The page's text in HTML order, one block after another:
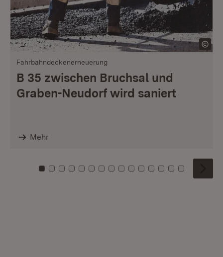
Fahrbahndeckenerneuerung
B 35 zwischen Bruchsal und
Graben-Neudorf wird saniert
Mehr
Zu Kachel: 0
Zu Kachel: 1
Zu Kachel: 2
Zu Kachel: 3
Zu Kachel: 4
Zu Kachel: 5
Zu Kachel: 6
Zu Kachel: 7
Zu Kachel: 8
Zu Kachel: 9
Zu Kachel: 10
Zu Kachel: 11
Zu Kachel: 12
Zu Kachel:
Zu